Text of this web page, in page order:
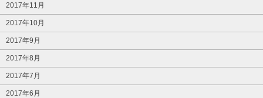
2017年11月
2017年10月
2017年9月
2017年8月
2017年7月
2017年6月